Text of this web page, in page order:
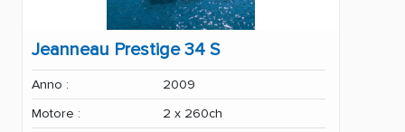
Jeanneau Prestige 34 S
Anno :
2009
Motore :
2 x 260ch